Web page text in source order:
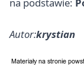
Autor:krystian